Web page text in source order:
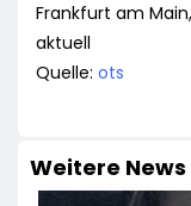
Frankfurt am
aktuell
Quelle: ots
Weitere News